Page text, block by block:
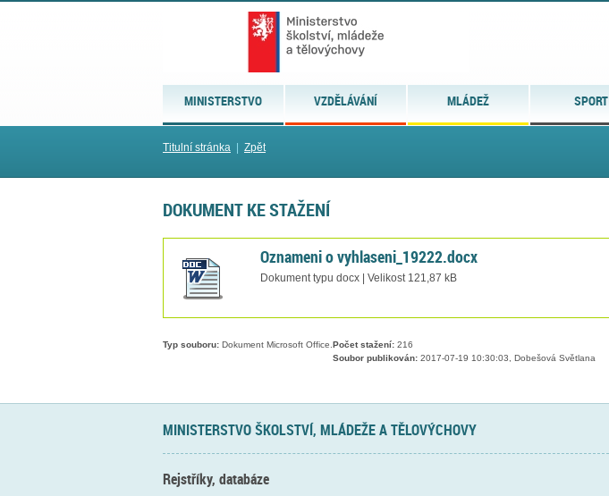
MINISTERSTVO VZDĚLÁVÁNÍ MLÁDEŽ SPORT
Titulní stránka Zpět
DOKUMENT KE STAŽENÍ
Oznameni o vyhlaseni_19222.docx
Dokument typu docx | Velikost 121,87 kB
Typ souboru: Dokument Microsoft Office. Počet stažení: 216
Soubor publikován: 2017-07-19 10:30:03, Dobešová Světlana
MINISTERSTVO ŠKOLSTVÍ, MLÁDEŽE A TĚLOVÝCHOVY
Rejstříky, databáze